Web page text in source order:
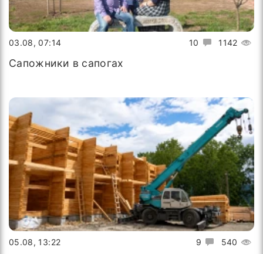
10 1142
03.08, 07:14
Сапожники в сапогах
9 540
05.08, 13:22